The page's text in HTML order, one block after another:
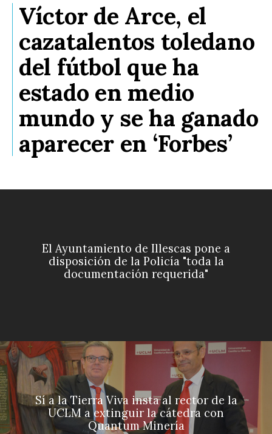
Víctor de Arce, el
cazatalentos toledano
del fútbol que ha
estado en medio
mundo y se ha ganado
aparecer en ‘Forbes’
El Ayuntamiento de Illescas pone a
disposición de la Policía "toda la
documentación requerida"
Sí a la Tierra Viva insta al rector de la
UCLM a extinguir la cátedra con
Quantum Minería